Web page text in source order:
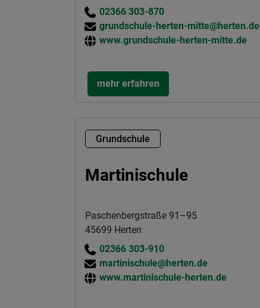
02366 303-870
grundschule-herten-mitte@herten.de
www.grundschule-herten-mitte.de
mehr erfahren
Grundschule
Martinischule
Paschenbergstraße 91–95
45699 Herten
02366 303-910
martinischule@herten.de
www.martinischule-herten.de